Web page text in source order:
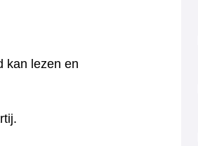
kan lezen en